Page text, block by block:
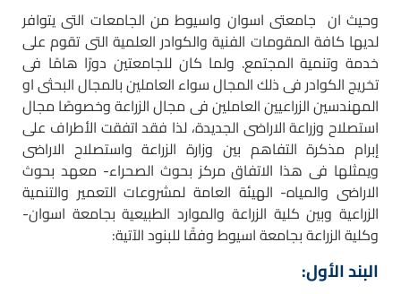
وحيث ان جامعتى اسوان واسيوط من الجامعات التى يتوافر
لديها كافة المقومات الفنية والكوادر العلمية التى تقوم على
خدمة وتنمية المجتمع. ولما كان للجامعتين دورًا هامًا فى
تخريج الكوادر فى ذلك المجال سواء العاملين بالمجال البحثى او
المهندسين الزراعيين العاملين فى مجال الزراعة وخصوصًا مجال
استصلاح وزراعة الاراضى الجديدة، لذا فقد اتفقت الأطراف على
إبرام مذكرة التفاهم بين وزارة الزراعة واستصلاح الاراضى
ويمثلها فى هذا الاتفاق مركز بحوث الصحراء- معهد بحوث
الاراضى والمياه- الهيئة العامة لمشروعات التعمير والتنمية
الزراعية وبين كلية الزراعة والموارد الطبيعية بجامعة اسوان-
وكلية الزراعة بجامعة اسيوط وفقًا للبنود الآتية:
البند الأول: